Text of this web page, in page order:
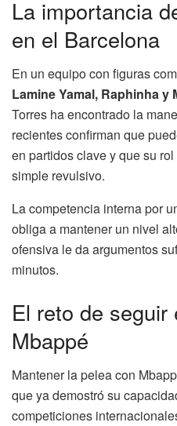
La importancia
en el Barcelona
En un equipo con figuras
Lamine Yamal, Raphinha y
Torres ha encontrado la
recientes confirman que
en partidos clave y que su
simple revulsivo.
La competencia interna por
obliga a mantener un nivel
ofensiva le da argumentos
minutos.
El reto de seguir
Mbappé
Mantener la pelea con
que ya demostró su
competiciones